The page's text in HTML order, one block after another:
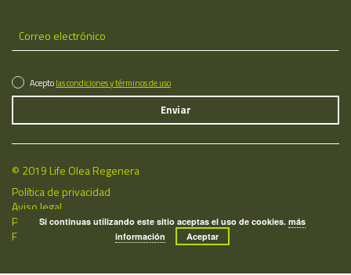
Aceptolas condiciones y términos de uso
© 2019 Life Olea Regenera
Política de privacidad
Aviso legal
Política de cookies
Fecha de última actualización: 07/08/2026
Si continuas utilizando este sitio aceptas el uso de cookies.más
información
Aceptar